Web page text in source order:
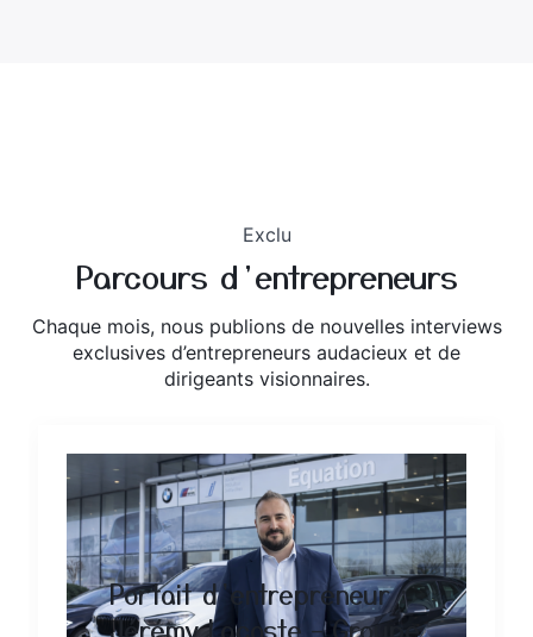
Exclu
Parcours d’entrepreneurs
Chaque mois, nous publions de nouvelles interviews
exclusives d’entrepreneurs audacieux et de
dirigeants visionnaires.
Portait d’entrepreneur :
Jérémy Lacoste – Groupe